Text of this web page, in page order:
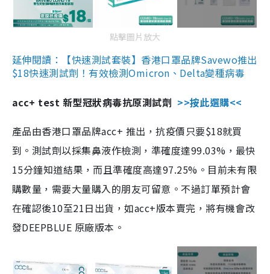
點擊圖片放大
延伸閱讀：【快速測試套裝】香港口罩品牌Savewo推出
$18快速測試劑！有效檢測Omicron、Delta變種病毒
acc+ test 新型冠狀病毒抗原測試劑 >>按此選購<<
產品由香港口罩品牌acc+ 推出，抗疫價只要$18就買
到。測試劑以採集鼻液作檢測，準確度達99.03%，最快
15分鐘知道結果，而且準確度高達97.25%。目前未有限
購數量，需要大量購入的朋友可留意。不過訂單預計會
在確認後10至21日出貨，如acc+版本賣完，將有機會改
發DEEPBLUE 原廠版本。